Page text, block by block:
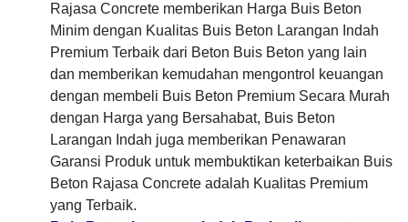
Rajasa Concrete memberikan Harga Buis Beton
Minim dengan Kualitas Buis Beton Larangan Indah
Premium Terbaik dari Beton Buis Beton yang lain
dan memberikan kemudahan mengontrol keuangan
dengan membeli Buis Beton Premium Secara Murah
dengan Harga yang Bersahabat, Buis Beton
Larangan Indah juga memberikan Penawaran
Garansi Produk untuk membuktikan keterbaikan Buis
Beton Rajasa Concrete adalah Kualitas Premium
yang Terbaik.